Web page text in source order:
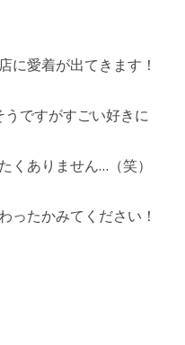
に愛着が出てきます！
ですがすごい好きに
くありません…（笑）
ったかみてください！